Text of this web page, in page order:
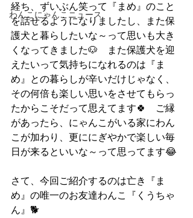
わんこにゃんこニュース
経ち、ずいぶん笑って『まめ』のこと
を話せるようになりましたし、また保
護犬と暮らしたいな～って思いも大き
くなってきました🐶　また保護犬を迎
えたいって気持ちになれるのは『ま
め』との暮らしが辛いだけじゃなく、
その何倍も楽しい思いをさせてもらっ
たからこそだって思えてます🍀　ご縁
があったら、にゃんこがいる家にわん
こが加わり、更ににぎやかで楽しい毎
日が来るといいな～って思ってます😂
さて、今回ご紹介するのは亡き『ま
め』の唯一のお友達わんこ『くうちゃ
ん』🐕